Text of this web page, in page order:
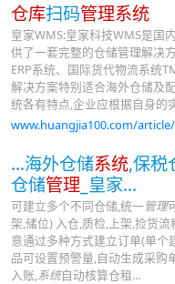
仓库扫码管理系统
皇家WMS:皇家科技WMS是国
供了一套完整的仓储管理解决
ERP系统、国际货代物流系统
解决方案特别适合海外仓储及
统各有特点,企业应根据自身的
www.huangjia100.com/
...海外仓储系统,保税
仓储管理 _皇家...
可建立多个不同仓储,统一管理
架,储位) 入仓,质检,上架,捡货
意通过多种方式建立订单(单
品可设置预警量,自动生成采购
入账,系统自动核算仓租...